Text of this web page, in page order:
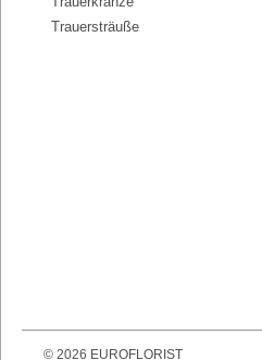
Trauersträuße
© 2026 EUROFLORIST